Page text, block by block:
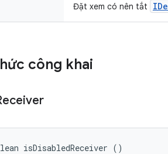
Đặt xem có nên tắt
công khai
isDisabledReceiver ()